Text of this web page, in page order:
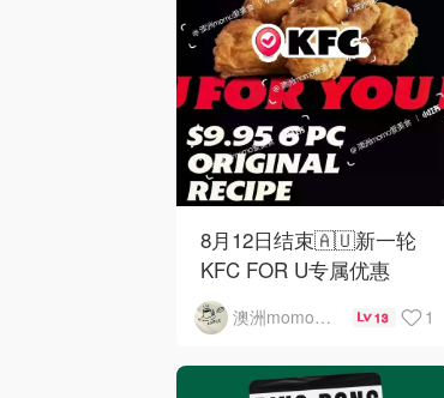
8月12日结束🇦🇺新一轮
KFC FOR U专属优惠
澳洲momo爱吃 13 1